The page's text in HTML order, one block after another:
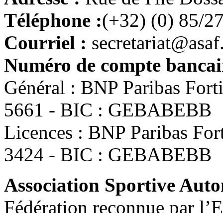
Téléphone :(+32) (0) 85/
Courriel :
Numéro de compte
Général : BNP Paribas
5661 - BIC : GEBABEBB
Licences : BNP Paribas
3424 - BIC : GEBABEBB
Association Sportive
Fédération reconnue par